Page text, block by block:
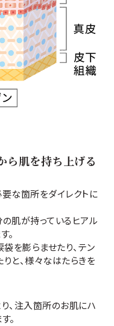
ら肌を持ち上げる
な箇所をダイレクトに
肌が持っているヒアル
。
袋を膨らませたり、テン
と、様々なはたらきを
、注入箇所のお肌にハ
。